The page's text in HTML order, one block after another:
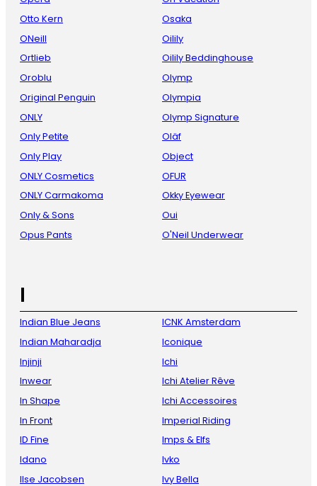
Otto Kern
ONeill
Ortlieb
Oroblu
Original Penguin
ONLY
Only Petite
Only Play
ONLY Cosmetics
ONLY Carmakoma
Only & Sons
Opus Pants
Osaka
Oilily
Oilily Beddinghouse
Olymp
Olympia
Olymp Signature
Oläf
Object
OFUR
Okky Eyewear
Oui
O'Neil Underwear
I
Indian Blue Jeans
Indian Maharadja
Injinji
Inwear
In Shape
In Front
ID Fine
Idano
Ilse Jacobsen
ICNK Amsterdam
Iconique
Ichi
Ichi Atelier Rêve
Ichi Accessoires
Imperial Riding
Imps & Elfs
Ivko
Ivy Bella